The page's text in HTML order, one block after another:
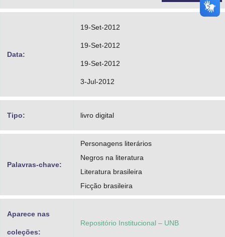
Data:
19-Set-2012
19-Set-2012
19-Set-2012
3-Jul-2012
Tipo: livro digital
Palavras-chave:
Personagens literários
Negros na literatura
Literatura brasileira
Ficção brasileira
Aparece nas
coleções:
Repositório Institucional – UNB